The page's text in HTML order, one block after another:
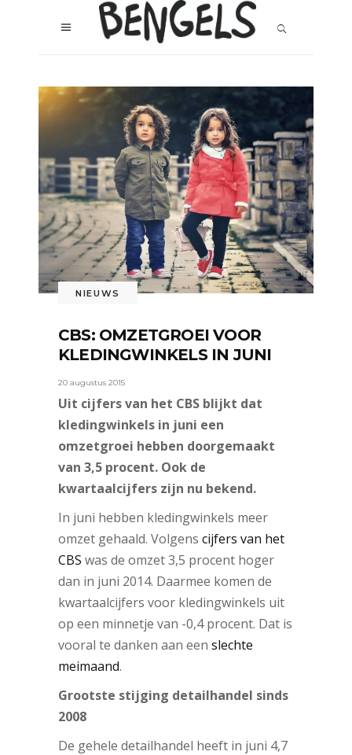
NIEUWS
CBS: OMZETGROEI VOOR
KLEDINGWINKELS IN JUNI
20 augustus 2015
Uit cijfers van het CBS blijkt dat
kledingwinkels in juni een
omzetgroei hebben doorgemaakt
van 3,5 procent. Ook de
kwartaalcijfers zijn nu bekend.
In juni hebben kledingwinkels meer
omzet gehaald. Volgens cijfers van het
CBS was de omzet 3,5 procent hoger
dan in juni 2014. Daarmee komen de
kwartaalcijfers voor kledingwinkels uit
op een minnetje van -0,4 procent. Dat is
vooral te danken aan een slechte
meimaand.
Grootste stijging detailhandel sinds
2008
De gehele detailhandel heeft in juni 4,7